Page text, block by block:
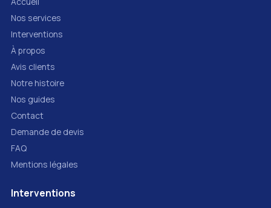
Nos services
Interventions
À propos
Avis clients
Notre histoire
Nos guides
Contact
Demande de devis
FAQ
Mentions légales
Interventions